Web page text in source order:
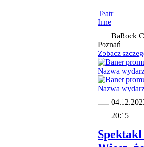
Teatr
Inne
BaRock
Poznań
Zobacz
20:15
Spektakl